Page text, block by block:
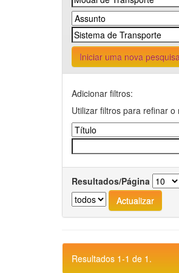
Iniciar uma nova
Adicionar filtros:
Utilizar filtros para refinar
Resultados/Página
Resultados 1-1 de 1.